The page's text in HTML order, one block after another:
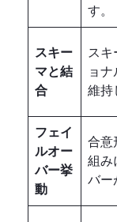
す。
スキー
マと結
合
ス
ョ
維持
フェイ
ルオー
バー挙
動
合意
組み
バー